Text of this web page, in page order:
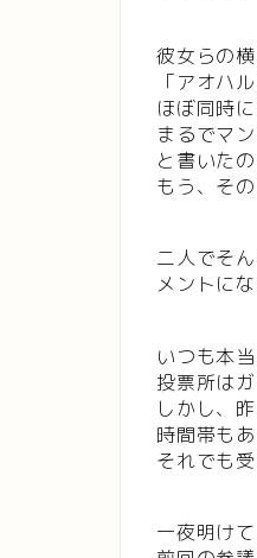
彼女らの
「アオハ
ほぼ同時
まるでマ
と書いた
もう、そ
二人でそ
メントに
いつも本
投票所は
しかし、
時間帯も
それでも
一夜明け